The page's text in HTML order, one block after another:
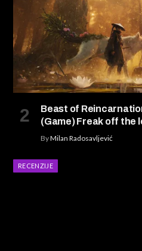
Beast of
(Game) Freak off the
ByMilan Radosavljević
RECENZIJE